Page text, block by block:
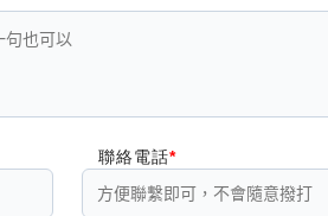
聯絡電話